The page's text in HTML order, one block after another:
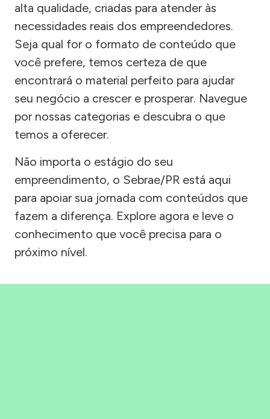
alta qualidade, criadas para atender às
necessidades reais dos empreendedores.
Seja qual for o formato de conteúdo que
você prefere, temos certeza de que
encontrará o material perfeito para ajudar
seu negócio a crescer e prosperar. Navegue
por nossas categorias e descubra o que
temos a oferecer.
Não importa o estágio do seu
empreendimento, o Sebrae/PR está aqui
para apoiar sua jornada com conteúdos que
fazem a diferença. Explore agora e leve o
conhecimento que você precisa para o
próximo nível.